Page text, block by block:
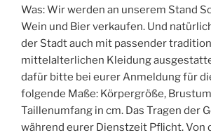
Was: Wir werden an unserem Stand
Wein und Bier verkaufen. Und
der Stadt auch mit passender
mittelalterlichen Kleidung
dafür bitte bei eurer Anmeldung für
folgende Maße: Körpergröße,
Taillenumfang in cm. Das Tragen der
während eurer Dienstzeit Pflicht. Von